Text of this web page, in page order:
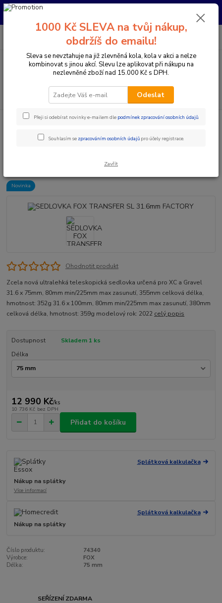
Pro nachystání kola / doplňků na prodejně si prosím zavolejte dopředu.
Menu
CZK
PO-PÁ 10:00-17:00 | SO: 9:00-12:00
Komponenty na kolo Sedlovky
Teleskopické sedlovky
31.6mm FACTORY
Novinka
Ohodnotit produkt
Zcela nová ultralehká teleskopická sedlovka určená pro XC a Gravel
31.6 x 75mm, 80mm min/225mm max zasunutí, 355mm celková délka,
hmotnost: 352g 31.6 x 100mm, 80mm min/225mm max zasunutí, 380mm
celková délka, hmotnost: 359g modelový rok: 2022 celý popis
Dostupnost
Skladem 1 ks
Délka
12 990 Kč/ks
10 736 Kč bez DPH
Přidat do košíku
Splátková kalkulačka
Nákup na splátky
Více informací
Splátková kalkulačka
Nákup na splátky
Číslo produktu:
74340
Výrobce:
FOX
Délka:
75 mm
SEŘÍZENÍ ZDARMA
1000 Kč SLEVA na tvůj nákup,
obdržíš do emailu!
Sleva se nevztahuje na již zlevněná kola, kola v akci a nelze
kombinovat s jinou akcí. Slevu lze aplikovat při nákupu na
nezlevněné zboží nad 15.000 Kč s DPH.
Odeslat
Přeji si odebírat novinky e-mailem dle podmínek zpracování osobních údajů.
Souhlasím se zpracováním osobních údajů pro účely registrace.
Zavřít